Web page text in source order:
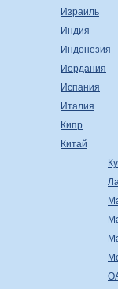
Израиль
Индия
Индонезия
Иордания
Испания
Италия
Кипр
Китай